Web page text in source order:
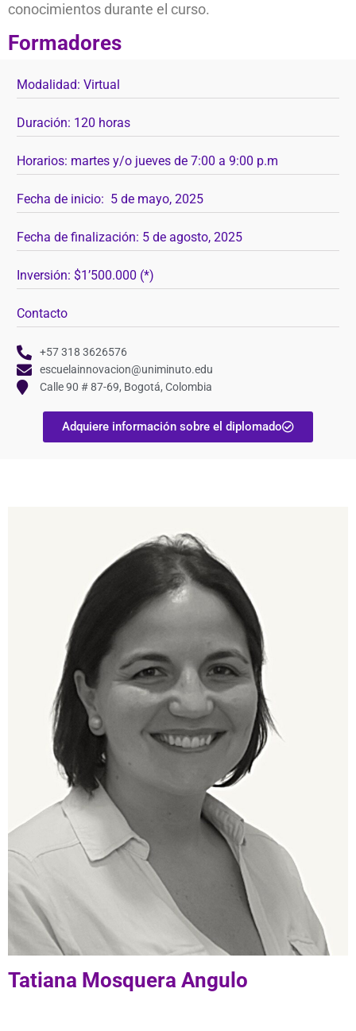
conocimientos durante el curso.
Formadores
Modalidad: Virtual
Duración: 120 horas
Horarios: martes y/o jueves de 7:00 a 9:00 p.m
Fecha de inicio: 5 de mayo, 2025
Fecha de finalización: 5 de agosto, 2025
Inversión: $1’500.000 (*)
Contacto
+57 318 3626576
escuelainnovacion@uniminuto.edu
Calle 90 # 87-69, Bogotá, Colombia
Adquiere información sobre el diplomado
Tatiana Mosquera Angulo